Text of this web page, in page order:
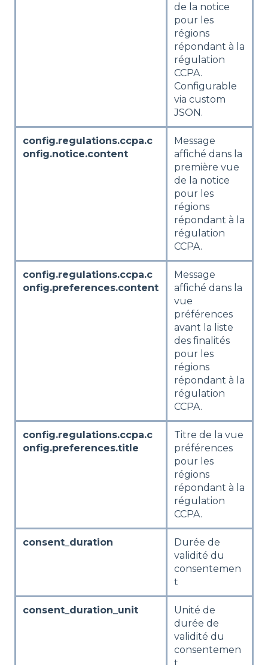
de la notice
pour les
régions
répondant à la
régulation
CCPA.
Configurable
via custom
JSON.
config.regulations.ccpa.c
onfig.notice.content
Message
affiché dans la
première vue
de la notice
pour les
régions
répondant à la
régulation
CCPA.
config.regulations.ccpa.c
onfig.preferences.content
Message
affiché dans la
vue
préférences
avant la liste
des finalités
pour les
régions
répondant à la
régulation
CCPA.
config.regulations.ccpa.c
onfig.preferences.title
Titre de la vue
préférences
pour les
régions
répondant à la
régulation
CCPA.
consent_duration
Durée de
validité du
consentemen
t
consent_duration_unit
Unité de
durée de
validité du
consentemen